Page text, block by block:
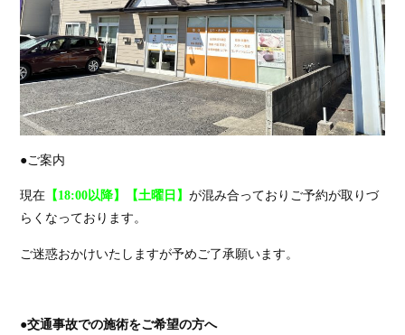
●ご案内
現在 【18:00以降】【土曜日】が混み合っておりご予約が取りづ
らくなっております。
ご迷惑おかけいたしますが予めご了承願います。
●交通事故での施術をご希望の方へ